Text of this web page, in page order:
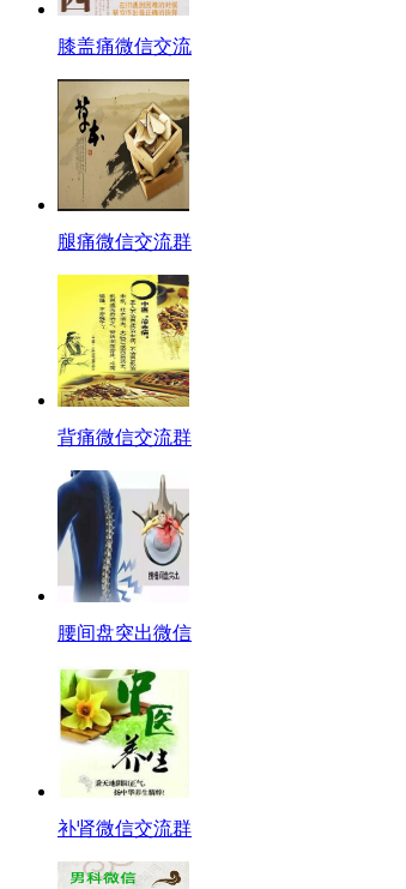
膝盖痛微信交流
腿痛微信交流群
背痛微信交流群
腰间盘突出微信
补肾微信交流群